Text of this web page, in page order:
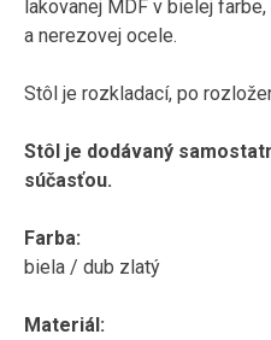
lakovanej MDF v bielej
a nerezovej ocele.
Stôl je rozkladací, po
Stôl je dodávaný
súčasťou.
Farba:
biela / dub zlatý
Materiál: